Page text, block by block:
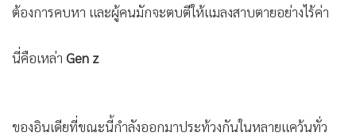
• จีน
• อาชญากรรม
• วิทยาศาสตร์
ต้องการคบหา และผู้คนมักจะตบตีให้แมลงสาบตายอย่างไร้ค่า
นี่คือเหล่า Gen z
ของอินเดียที่ขณะนี้กำลังออกมาประท้วงกันในหลายแคว้นทั่ว